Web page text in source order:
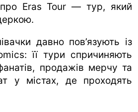
Eras Tour — тур, який
давно пов’язують із
її тури спричиняють
продажів мерчу та
у містах, де проходять